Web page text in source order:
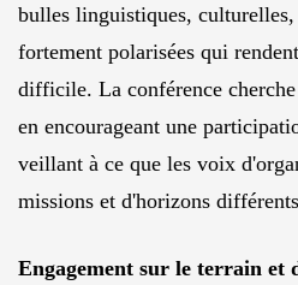
bulles linguistiques,
fortement polarisées qui
difficile. La conférence
en encourageant une
veillant à ce que les voix
missions et d'horizons
Engagement sur le terrain et